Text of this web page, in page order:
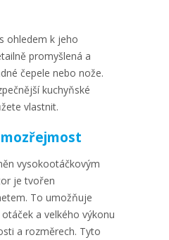
ohledem k jeho
promyšlená a
čepele nebo nože.
kuchyňské
vlastnit.
vysokootáčkovým
je tvořen
To umožňuje
a velkého výkonu
a rozměrech. Tyto